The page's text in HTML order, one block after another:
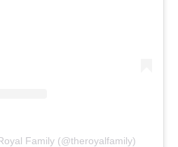
Family (@theroyalfamily)